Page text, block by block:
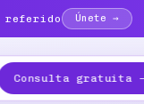
referido Únete →
Consulta gratuita